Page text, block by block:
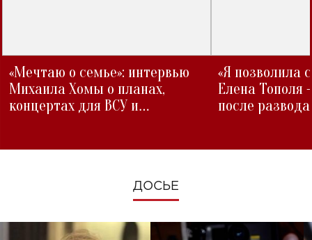
«Мечтаю о семье»: интервью
Михаила Хомы о планах,
концертах для ВСУ и
«Я позволила
Елена Тополя
после развода
ДОСЬЕ